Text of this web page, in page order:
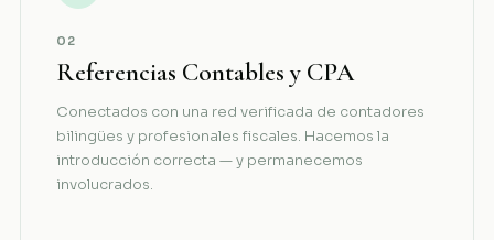
02
Referencias Contables y CPA
Conectados con una red verificada de contadores
bilingües y profesionales fiscales. Hacemos la
introducción correcta — y permanecemos
involucrados.